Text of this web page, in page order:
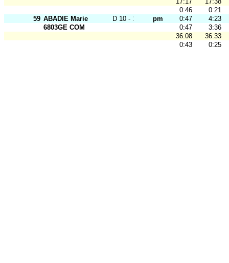
0:46
0:21
59 ABADIE Marie D 10 - 12 pm 0:47
4:23
6803GE COM
0:47
3:36
36:08
36:33
0:43
0:25